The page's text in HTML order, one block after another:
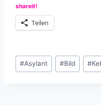
shareit!
Teilen
Schlagworte:
#Asylant #Bild #